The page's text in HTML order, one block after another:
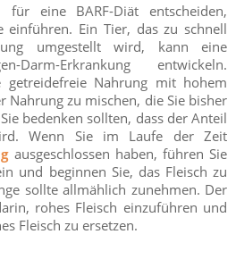
für eine BARF-Diät entscheiden,
einführen. Ein Tier, das zu schnell
umgestellt wird, kann eine
Darm-Erkrankung entwickeln.
getreidefreie Nahrung mit hohem
zu mischen, die Sie bisher
bedenken sollten, dass der Anteil
Wenn Sie im Laufe der Zeit
ausgeschlossen haben, führen Sie
und beginnen Sie, das Fleisch zu
sollte allmählich zunehmen. Der
rohes Fleisch einzuführen und
Fleisch zu ersetzen.